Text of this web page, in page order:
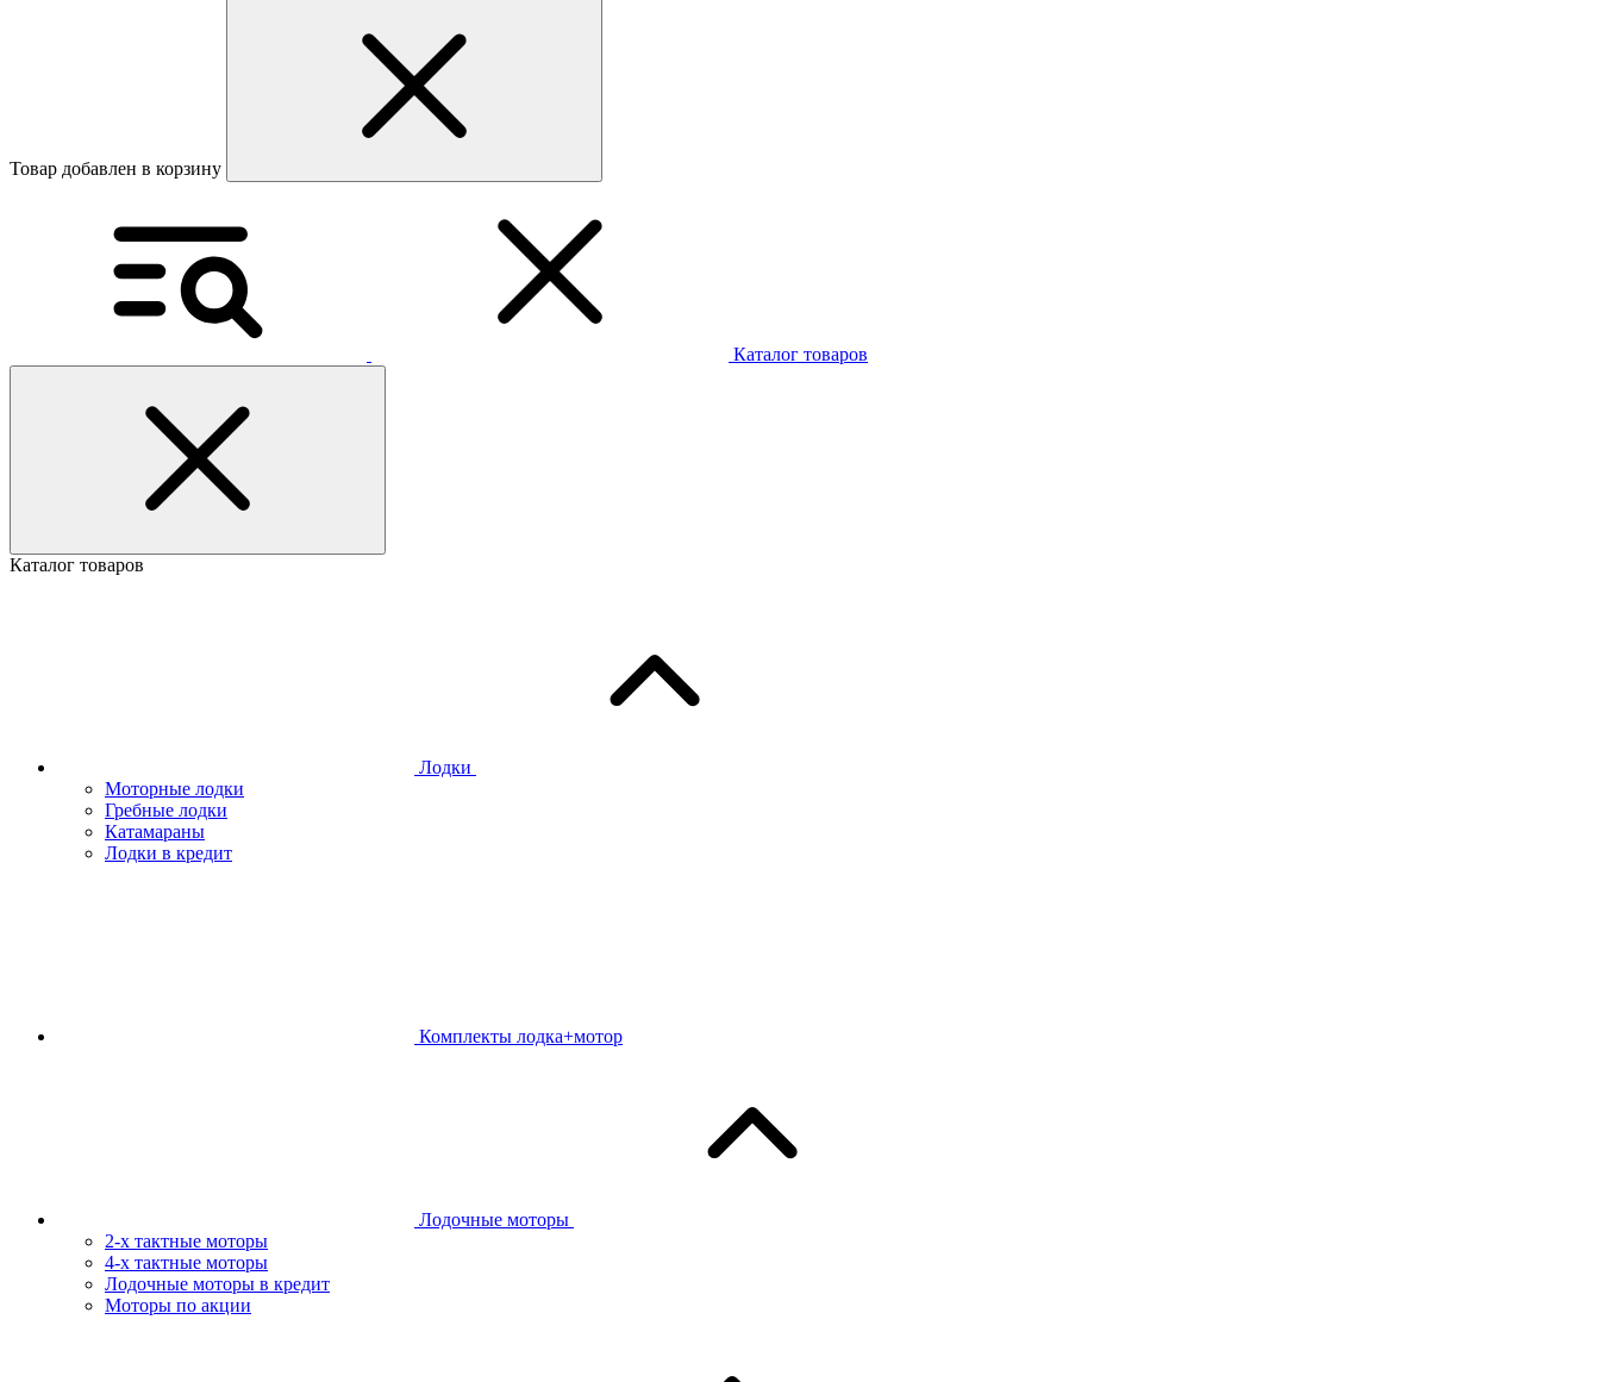
Товар добавлен в корзину
Каталог товаров
Каталог товаров
Лодки
Моторные лодки
Гребные лодки
Катамараны
Лодки в кредит
Комплекты лодка+мотор
Лодочные моторы
2-х тактные моторы
4-х тактные моторы
Лодочные моторы в кредит
Моторы по акции